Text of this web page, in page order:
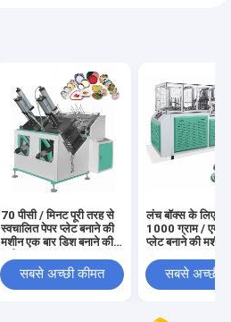
70 पीसी / मिनट पूरी तरह से
स्वचालित पेपर प्लेट बनाने की
मशीन एक बार डिश बनाने की
सबसे अच्छी कीमत
लंच बॉक्स के लिए
1000 ग्राम / एम
प्लेट बनाने की मशीन
सबसे अच्छी